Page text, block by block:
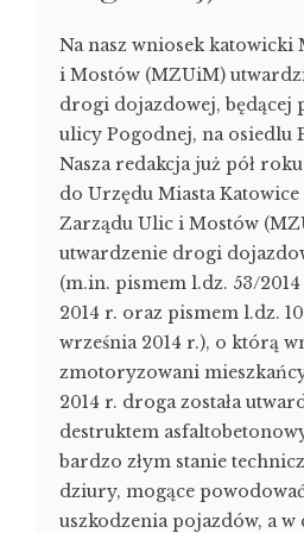
Na nasz wniosek
i Mostów (MZUiM)
drogi dojazdowej, będącej
ulicy Pogodnej, na osiedlu
Nasza redakcja już pół
do Urzędu Miasta
Zarządu Ulic i Mostów
utwardzenie drogi
(m.in. pismem l.dz. 53/
2014 r. oraz pismem l.dz.
września 2014 r.), o którą
zmotoryzowani
2014 r. droga została
destruktem
bardzo złym stanie
dziury, mogące
uszkodzenia pojazdów, a w